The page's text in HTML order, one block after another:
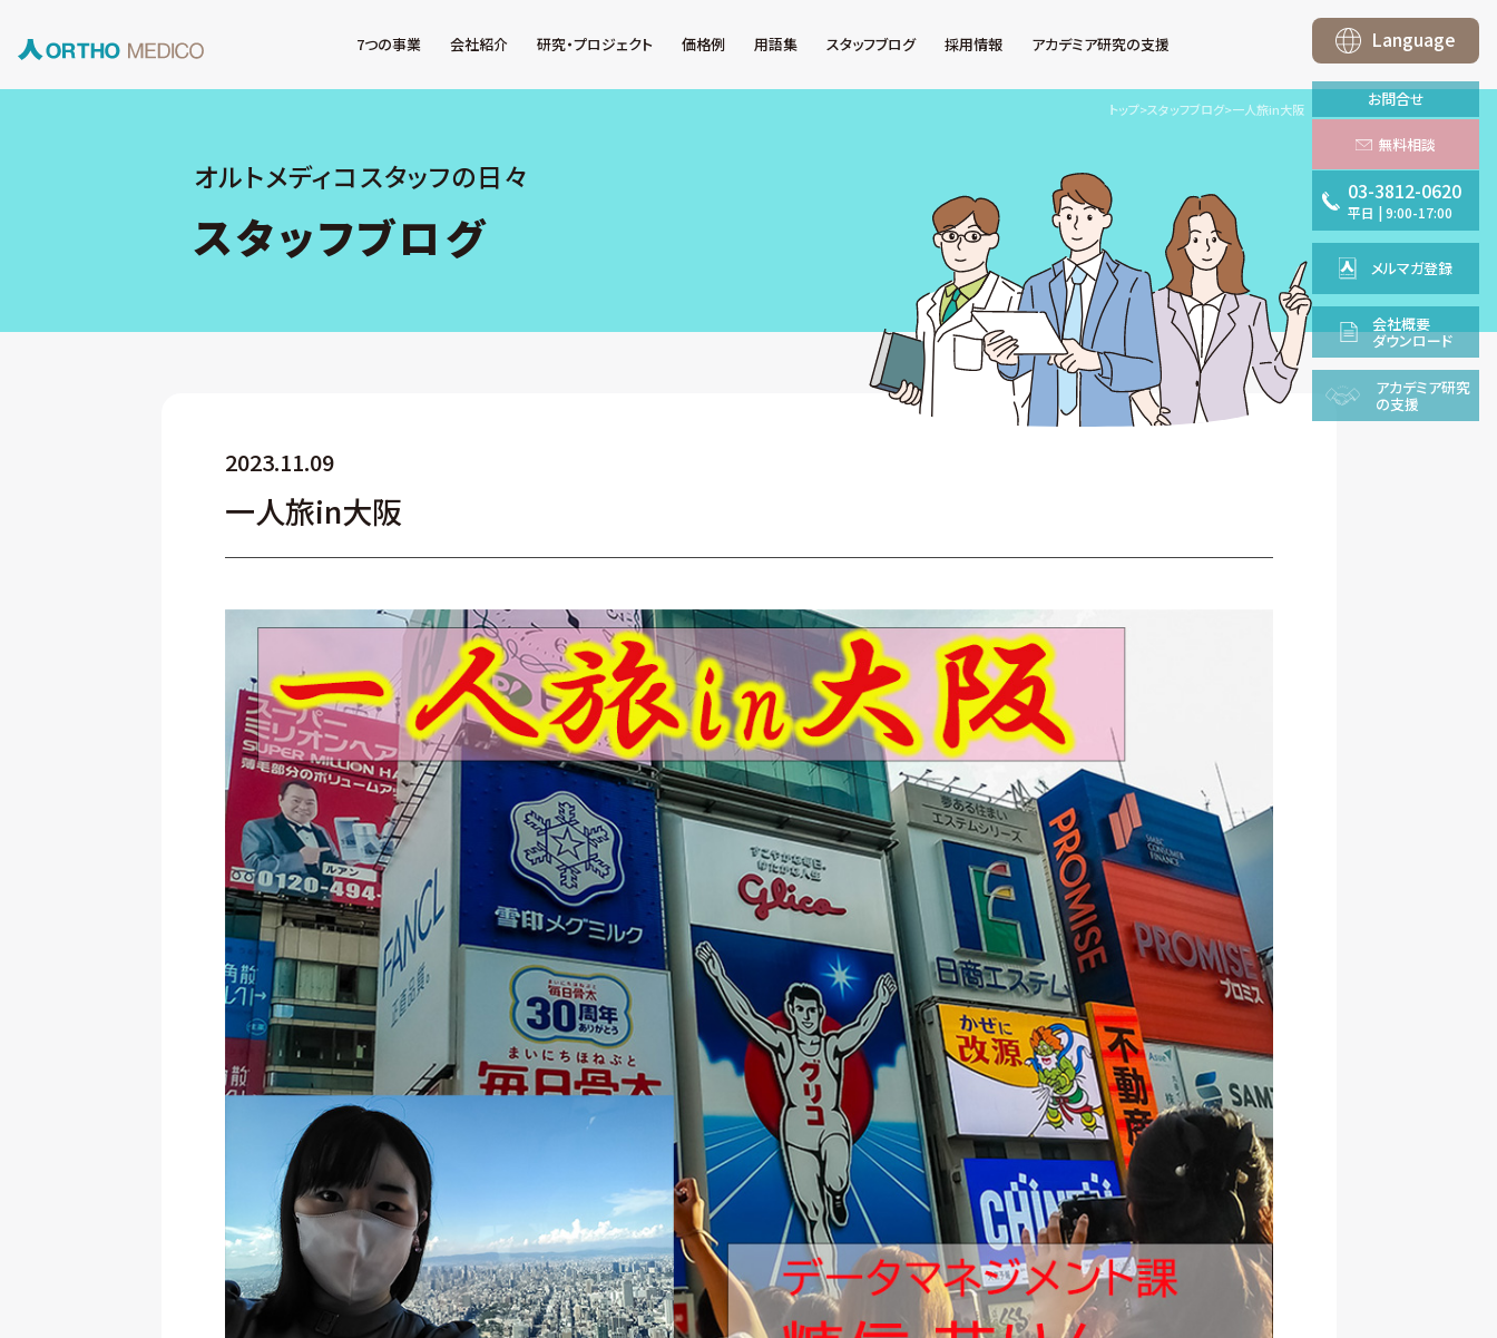
7つの事業 会社紹介 研究・プロジェクト 価格例 用語集 スタッフブログ 採用情報 アカデミア研究の支援
トップ>スタッフブログ>一人旅in大阪
Language
お問合せ
無料相談
03-3812-0620
平日 |9:00-17:00
メルマガ登録
会社概要
ダウンロード
アカデミア研究
の支援
オルトメディコスタッフの日々
スタッフブログ
2023.11.09
一人旅in大阪